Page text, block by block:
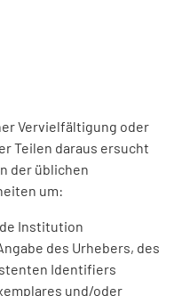
Vervielfältigung oder
Teilen daraus ersucht
der üblichen
um:
Institution
des Urhebers, des
Identifiers
und/oder